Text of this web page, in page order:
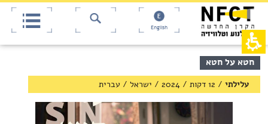
תחילתו
אינטרנט,
לחץ
אנטר
כדי
ראש
באפשרותך
ללחוץ
אנטר
כדי
לדלג
English
תוכן
מרכזי,
באפשרותך
ללחוץ
חטא על חטא
עלילתי / 12 דקות /
2024
/ ישראל / עברית